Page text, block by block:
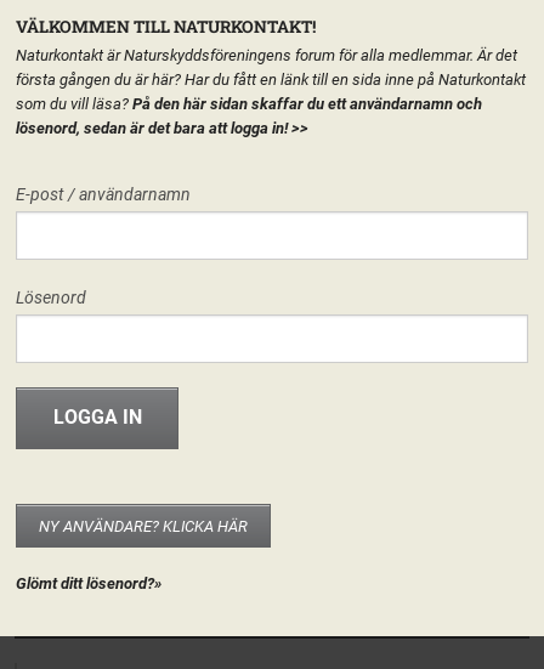
FORUM
INFO & MATERIAL
HEM FÖRENINGEN ÄLVSBY NATURSKYDDSFÖRENING
Hej världen!
18 november, 2012
startsida för de grupper som berör kretsen/länsförbundet/nätverket. Det är
VÄLKOMMEN TILL NATURKONTAKT!
Naturkontakt är Naturskyddsföreningens forum för alla medlemmar. Är det
första gången du är här? Har du fått en länk till en sida inne på Naturkontakt
som du vill läsa? På den här sidan skaffar du ett användarnamn och
lösenord, sedan är det bara att logga in!>>
E-post / användarnamn
Lösenord
NY ANVÄNDARE? KLICKA HÄR
Glömt ditt lösenord?»